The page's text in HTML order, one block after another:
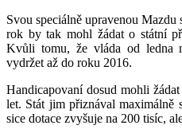
Svou speciálně upravenou
rok by tak mohl žádat o státní
Kvůli tomu, že vláda od ledna
vydržet až do roku 2016.
Handicapovaní dosud mohli
let. Stát jim přiznával maximálně
sice dotace zvyšuje na 200 tisíc,